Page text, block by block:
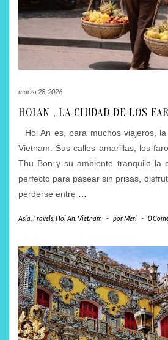
marzo 28, 2026
HOIAN , LA CIUDAD DE LOS
Hoi An es, para muchos viajeros,
Vietnam. Sus calles amarillas, los
Thu Bon y su ambiente tranquilo la
perfecto para pasear sin prisas,
perderse entre
Asia Fravels Hoi An Vietnam - porMeri - 0